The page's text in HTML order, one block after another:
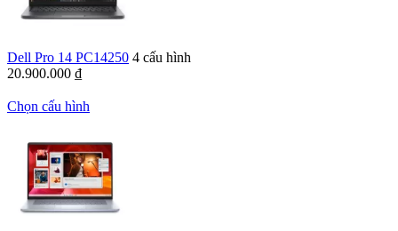
Dell Pro 14 PC14250 4 cấu hình
20.900.000 ₫
Chọn cấu hình